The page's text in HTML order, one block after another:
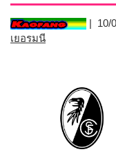
| 10/
เยอรมนี